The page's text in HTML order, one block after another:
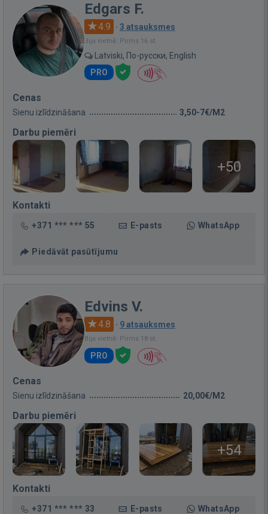
Edgars F.
4.9 · 3 atsauksmes
Bija vietnē: Pirms 16 st.
Latviski, По-русски, English
PRO
Cenas
Sienu izlīdzināšana 3,50-7€/M2
Darbu piemēri
+50
Kontakti
+371 *** *** 55 E-pasts WhatsApp
Piedāvāt pasūtījumu
Edvins V.
4.8 · 9 atsauksmes
Bija vietnē: Pirms 18 st.
PRO
Cenas
Sienu izlīdzināšana 20,00€/M2
Darbu piemēri
+54
Kontakti
+371 *** *** 33 E-pasts WhatsApp